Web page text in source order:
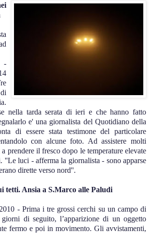
nella tarda serata di ieri e che hanno fatto
e' una giornalista del Quotidiano della
di essere stata testimone del particolare
con alcune foto. Ad assistere molti
prendere il fresco dopo le temperature elevate
''Le luci - afferma la giornalista - sono apparse
dirette verso nord''.
tetti. Ansia a S.Marco alle Paludi
- Prima i tre grossi cerchi su un campo di
di seguito, l’apparizione di un oggetto
fermo e poi in movimento. Gli avvistamenti,